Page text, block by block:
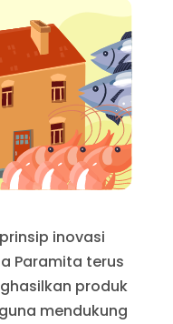
inovasi
Paramita terus
produk
mendukung